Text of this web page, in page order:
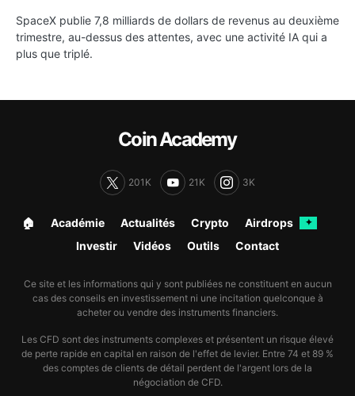
SpaceX publie 7,8 milliards de dollars de revenus au deuxième
trimestre, au-dessus des attentes, avec une activité IA qui a
plus que triplé.
Coin Academy
201K 21K 3K
🏠︎ Académie Actualités Crypto Airdrops ✦
Investir Vidéos Outils Contact
Ce site et les informations qui y sont publiées ne constituent en aucun
cas des conseils en investissement ni une incitation quelconque à
acheter ou vendre des instruments financiers.
Les CFD sont des instruments complexes et présentent un risque élevé
de perte rapide en capital en raison de l'effet de levier. Entre 74 et 89 %
des comptes de clients de détail perdent de l'argent lors de la
négociation de CFD.